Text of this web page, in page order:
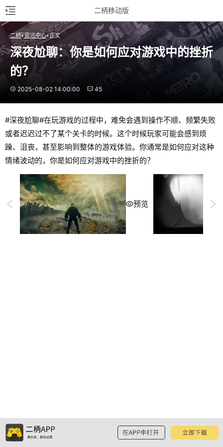
二柄移动版
二柄 资讯中心 正文
深夜尬聊：你是如何应对游戏中的挫折
的？
2025-08-02 14:00:00 45
#深夜尬聊#在玩游戏的过程中，难免会遇到操作不顺、频繁失败
或者迟迟过不了某个关卡的时候。这个时候玩家可能会感到烦
躁、沮丧，甚至影响到整体的游戏体验。你通常是如何应对这种
情绪波动的，你是如何应对游戏中的挫折的？
预览